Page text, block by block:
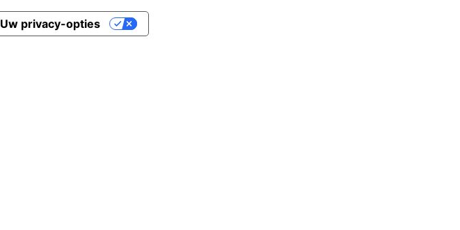
Uw privacy-opties